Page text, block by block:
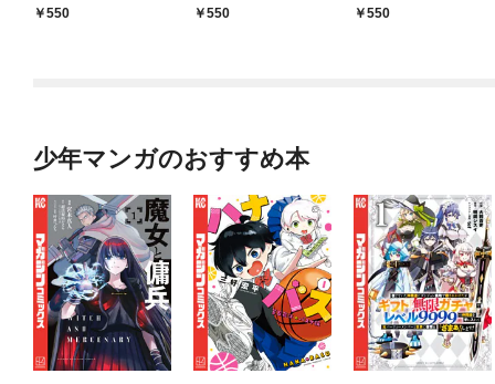
六の秘密編
550 550 550
少年マンガのおすすめ本